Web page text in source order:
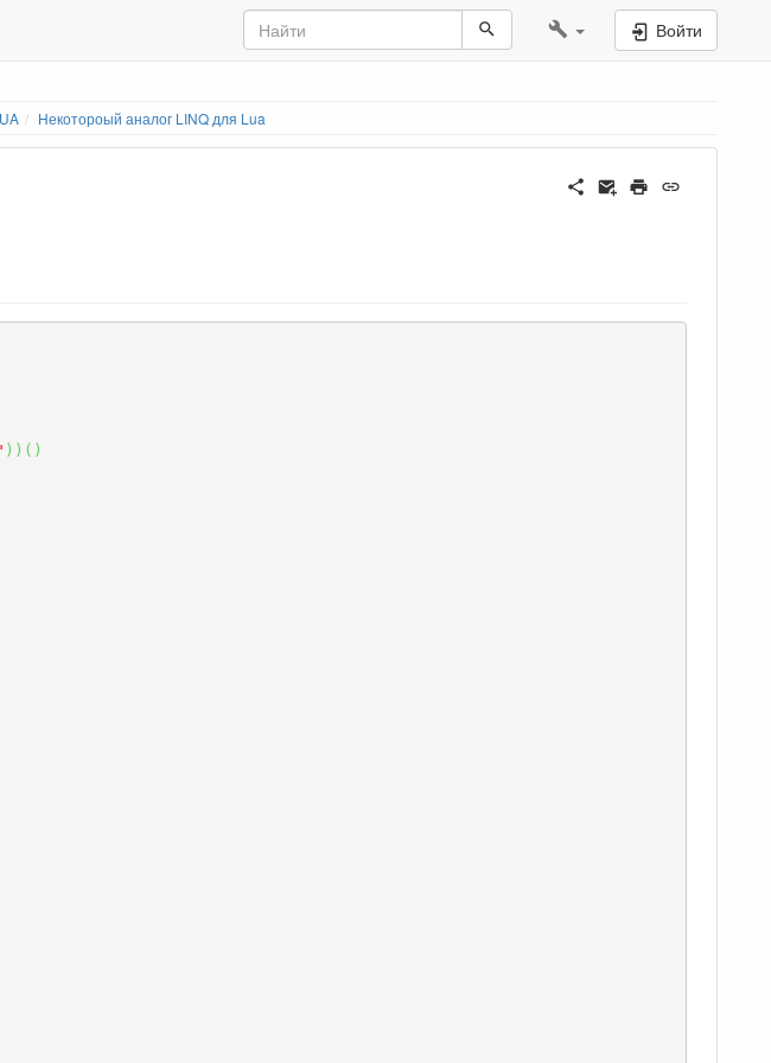
Войти
Некотороый аналог LINQ для Lua
) ) ( )